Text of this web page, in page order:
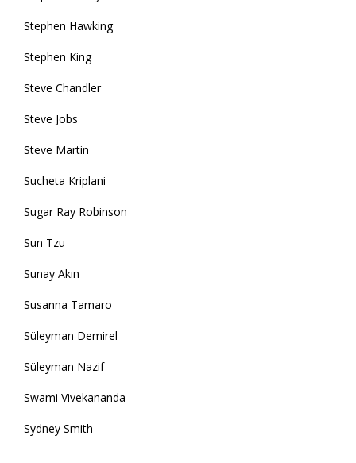
Stephen Hawking
Stephen King
Steve Chandler
Steve Jobs
Steve Martin
Sucheta Kriplani
Sugar Ray Robinson
Sun Tzu
Sunay Akın
Susanna Tamaro
Süleyman Demirel
Süleyman Nazif
Swami Vivekananda
Sydney Smith